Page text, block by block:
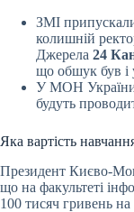
ЗМІ
колишній
Джерела 24
що обшук був і
У МОН України
будуть
Яка вартість
Президент Києво-
що на факультеті
100 тисяч гривень на